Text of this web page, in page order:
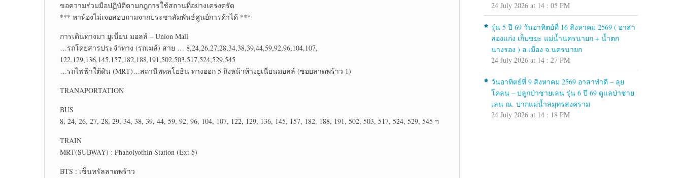
ขอความร่วมมือปฏิบัติตามกฎการใช้สถานที่อย่างเคร่งครัด
*** หาห้องไม่เจอสอบถามจากประชาสัมพันธ์ศูนย์การค้าได้ ***
การเดินทางมา ยูเนี่ยน มอลล์ – Union Mall
…รถโดยสารประจำทาง (รถเมล์) สาย … 8,24,26,27,28,34,38,39,44,59,92,96,104,107,
122,129,136,145,157,182,188,191,502,503,517,524,529,545
…รถไฟฟ้าใต้ดิน (MRT)…สถานีพหลโยธิน ทางออก 5 ถึงหน้าห้างยูเนี่ยนมอลล์ (ซอยลาดพร้าว 1)
TRANAPORTATION
BUS
8, 24, 26, 27, 28, 29, 34, 38, 39, 44, 59, 92, 96, 104, 107, 122, 129, 136, 145, 157, 182, 188, 191, 502, 503, 517, 524, 529, 545 ฯ
TRAIN
MRT(SUBWAY) : Phaholyothin Station (Ext 5)
BTS : เซ็นทรัลลาดพร้าว
24 July 2026 at 14 : 05 PM
รุ่น 5 ปี 69 วันอาทิตย์ที่ 16 สิงหาคม 2569 ( อาสา
ล่องแก่ง เก็บขยะ แม่น้ำนครนายก + น้ำตก
นางรอง ) อ.เมือง จ.นครนายก
24 July 2026 at 14 : 27 PM
วันอาทิตย์ที่ 9 สิงหาคม 2569 อาสาทำดี – ลุย
โคลน – ปลูกป่าชายเลน รุ่น 6 ปี 69 ดูแลป่าชาย
เลน ณ. ปากแม่น้ำสมุทรสงคราม
24 July 2026 at 14 : 18 PM